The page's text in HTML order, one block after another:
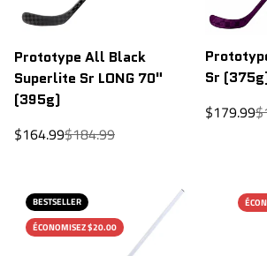
Prototype All Black
Superlite Sr LONG 70"
(395g)
Prix
$164.99Prix
$184.99
Sr
$179.99
BESTSELLER
ÉCONOMISEZ $20.00